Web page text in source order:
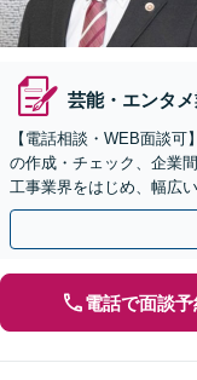
芸能・エンタ
【電話相談・WEB面談
の作成・チェック、企業
工事業界をはじめ、幅広
ください【顧問契約月2.2
電話で面談予